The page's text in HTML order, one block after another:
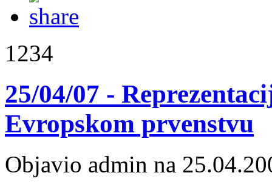
1234
25/04/07 -
Evropskom prvenstvu
Objavio admin na